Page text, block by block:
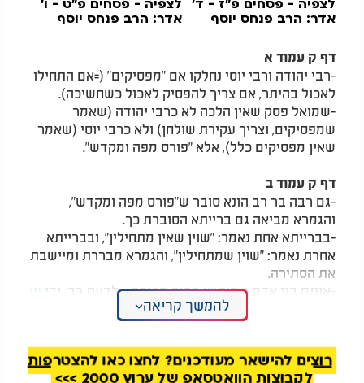
לצפיה - פסחים פ"ז - ד’
אדר: הרב פנחס יוסף
לצפיה - פסחים פ"ט - ו’
אדר: הרב פנחס יוסף
דף ק עמוד א
-רבי יהודה ורבי יוסי נחלקו אם "מפסיקים" (=אם התחילו
לאכול בהיתר, אם צריך להפסיק לאכול כשחשיכה).
-שמואל פסק שאין הלכה לא כרבי יהודה (שאמר
שמפסיקים, וצריך עקירת שולחן) ולא כרבי יוסי (שאמר
שאין מפסיקים כלל), אלא "פורס מפה ומקדש".
דף ק עמוד ב
-גם רבה בר רב הונא סובר ש"פורס מפה ומקדש",
והגמרא מביאה גם ברייתא הסוברת כך.
-בברייתא אחת נאמר: "שוין שאין מתחילין", ובברייתא
אחרת נאמר: "שוין שמתחילין", והגמרא מבררת ומיישבת
את הסתירה.
-אותם בני אדם שקידשו בבית הכנסת - לדעת רב: ידי יין
לא יצאו, ידי קידוש יצאו, לדעת שמואל: אף ידי קידוש
להמשך קריאה
רוצים להישאר מעודכנים? לחצו כאן להצטרפות
לקבוצות הוואטסאפ של ערוץ 2000 >>>